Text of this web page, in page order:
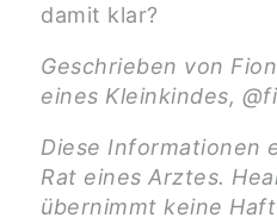
damit klar?
Geschrieben von
eines Kleinkindes,
Diese Informationen
Rat eines Arztes.
übernimmt keine